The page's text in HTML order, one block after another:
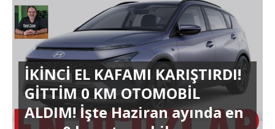
İKİNCİ EL KAFAMI KARIŞTIRDI!
GİTTİM 0 KM OTOMOBİL
ALDIM! İşte Haziran ayında en